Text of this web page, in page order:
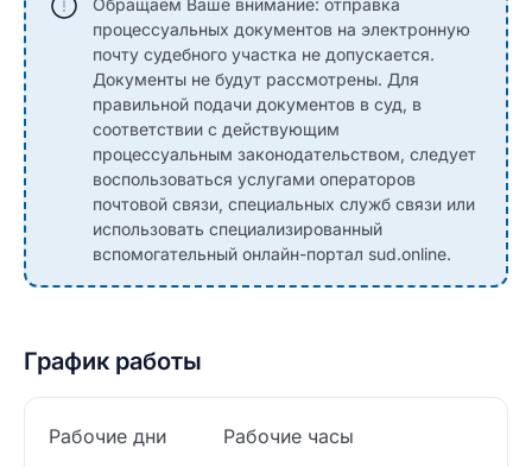
Обращаем Ваше внимание: отправка
процессуальных документов на электронную
почту судебного участка не допускается.
Документы не будут рассмотрены. Для
правильной подачи документов в суд, в
соответствии с действующим
процессуальным законодательством, следует
воспользоваться услугами операторов
почтовой связи, специальных служб связи или
использовать специализированный
вспомогательный онлайн-портал sud.online.
График работы
Рабочие дни
Рабочие часы